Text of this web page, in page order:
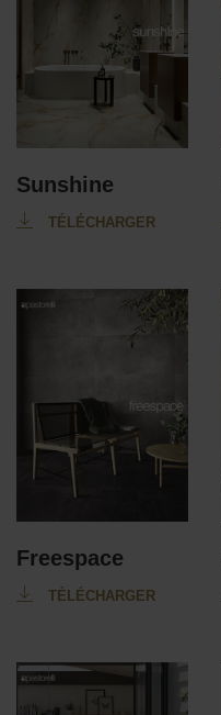
Sunshine
TÉLÉCHARGER
Freespace
TÉLÉCHARGER